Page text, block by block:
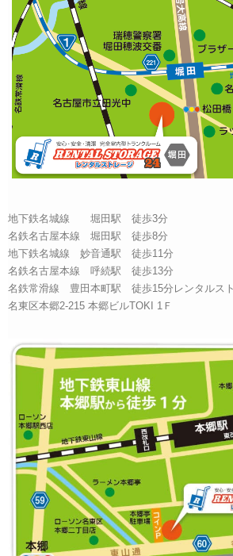
地下鉄名城線 堀田駅 徒歩3分
名鉄名古屋本線 堀田駅 徒歩8分
地下鉄名城線 妙音通駅 徒歩11分
名鉄名古屋本線 呼続駅 徒歩13分
名鉄常滑線 豊田本町駅 徒歩15分レンタルス
名東区本郷2-215 本郷ビルTOKI 1Ｆ